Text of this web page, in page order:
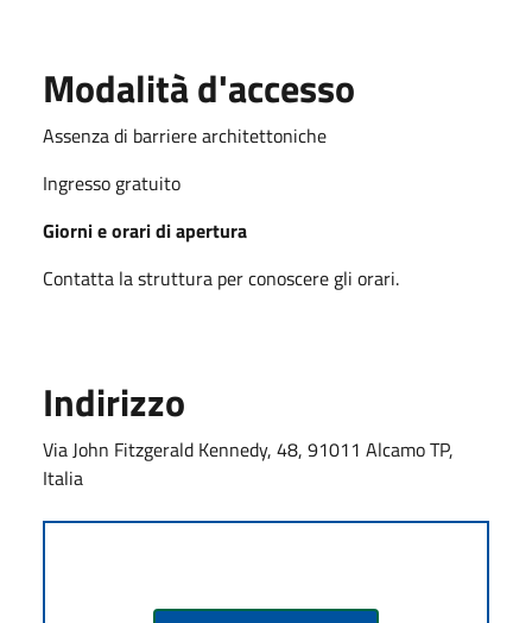
Modalità d'accesso
Assenza di barriere architettoniche
Ingresso gratuito
Giorni e orari di apertura
Contatta la struttura per conoscere gli orari.
Indirizzo
Via John Fitzgerald Kennedy, 48, 91011 Alcamo TP,
Italia